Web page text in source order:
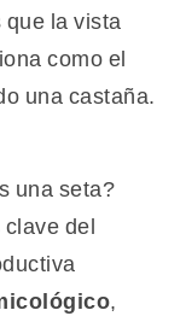
que la vista
como el
una castaña.
una seta?
del
,